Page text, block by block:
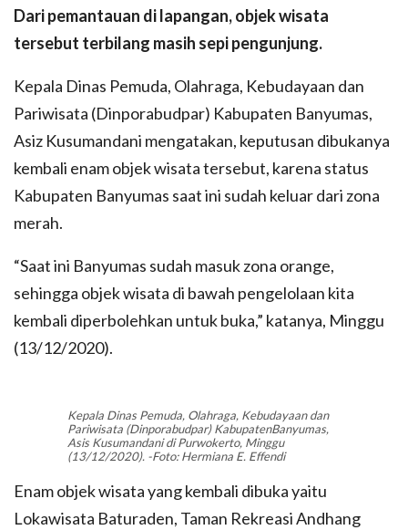
Dari pemantauan di lapangan, objek wisata
tersebut terbilang masih sepi pengunjung.
Kepala Dinas Pemuda, Olahraga, Kebudayaan dan
Pariwisata (Dinporabudpar) Kabupaten Banyumas,
Asiz Kusumandani mengatakan, keputusan dibukanya
kembali enam objek wisata tersebut, karena status
Kabupaten Banyumas saat ini sudah keluar dari zona
merah.
“Saat ini Banyumas sudah masuk zona orange,
sehingga objek wisata di bawah pengelolaan kita
kembali diperbolehkan untuk buka,” katanya, Minggu
(13/12/2020).
Kepala Dinas Pemuda, Olahraga, Kebudayaan dan
Pariwisata (Dinporabudpar) KabupatenBanyumas,
Asis Kusumandani di Purwokerto, Minggu
(13/12/2020). -Foto: Hermiana E. Effendi
Enam objek wisata yang kembali dibuka yaitu
Lokawisata Baturaden, Taman Rekreasi Andhang